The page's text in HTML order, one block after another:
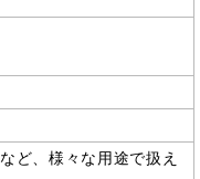
ど、様々な用途で扱え